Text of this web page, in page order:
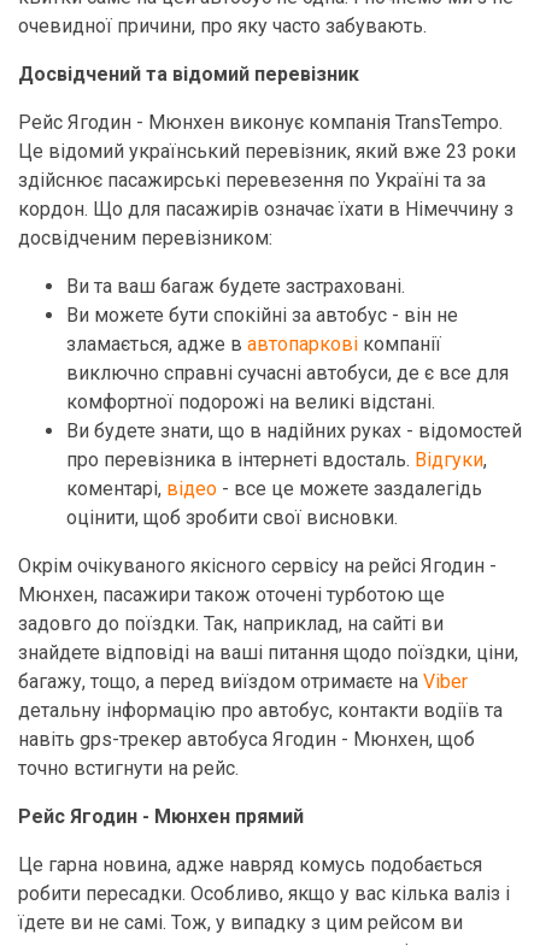
очевидної причини, про яку часто забувають.
Досвідчений та відомий перевізник
Рейс Ягодин - Мюнхен виконує компанія TransTempo.
Це відомий український перевізник, який вже 23 роки
здійснює пасажирські перевезення по Україні та за
кордон. Що для пасажирів означає їхати в Німеччину з
досвідченим перевізником:
Ви та ваш багаж будете застраховані.
Ви можете бути спокійні за автобус - він не
зламається, адже в автопаркові компанії
виключно справні сучасні автобуси, де є все для
комфортної подорожі на великі відстані.
Ви будете знати, що в надійних руках - відомостей
про перевізника в інтернеті вдосталь. Відгуки,
коментарі, відео - все це можете заздалегідь
оцінити, щоб зробити свої висновки.
Окрім очікуваного якісного сервісу на рейсі Ягодин -
Мюнхен, пасажири також оточені турботою ще
задовго до поїздки. Так, наприклад, на сайті ви
знайдете відповіді на ваші питання щодо поїздки, ціни,
багажу, тощо, а перед виїздом отримаєте на Viber
детальну інформацію про автобус, контакти водіїв та
навіть gps-трекер автобуса Ягодин - Мюнхен, щоб
точно встигнути на рейс.
Рейс Ягодин - Мюнхен прямий
Це гарна новина, адже навряд комусь подобається
робити пересадки. Особливо, якщо у вас кілька валіз і
їдете ви не самі. Тож, у випадку з цим рейсом ви